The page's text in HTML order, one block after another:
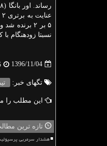
رساند. اور بانگا (۴۸ - پالتی) و پابلو سارابیا (۷۹) زننده این
۵ بر ۲ برنده
نسبتا زودهنگام
1396/11/04
تگهای خبر:
این مطلب را
تازه ترین
هشدار سرمربی